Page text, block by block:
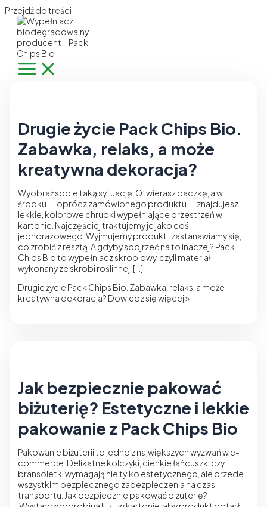
Przejdź do treści
Drugie życie Pack Chips Bio.
Zabawka, relaks, a może
kreatywna dekoracja?
Wyobraź sobie taką sytuację. Otwierasz paczkę, a w
środku — oprócz zamówionego produktu — znajdujesz
lekkie, kolorowe chrupki wypełniające przestrzeń w
kartonie. Najczęściej traktujemy je jako coś
jednorazowego. Wyjmujemy produkt i zastanawiamy się,
co zrobić z resztą. A gdyby spojrzeć na to inaczej? Pack
Chips Bio to wypełniacz skrobiowy, czyli materiał
wykonany ze skrobi roślinnej, […]
Drugie życie Pack Chips Bio. Zabawka, relaks, a może
kreatywna dekoracja? Dowiedz się więcej »
Jak bezpiecznie pakować
biżuterię? Estetyczne i lekkie
pakowanie z Pack Chips Bio
Pakowanie biżuterii to jedno z największych wyzwań w e-
commerce. Delikatne kolczyki, cienkie łańcuszki czy
bransoletki wymagają nie tylko estetycznego, ale przede
wszystkim bezpiecznego zabezpieczenia na czas
transportu. Jak bezpiecznie pakować biżuterię?